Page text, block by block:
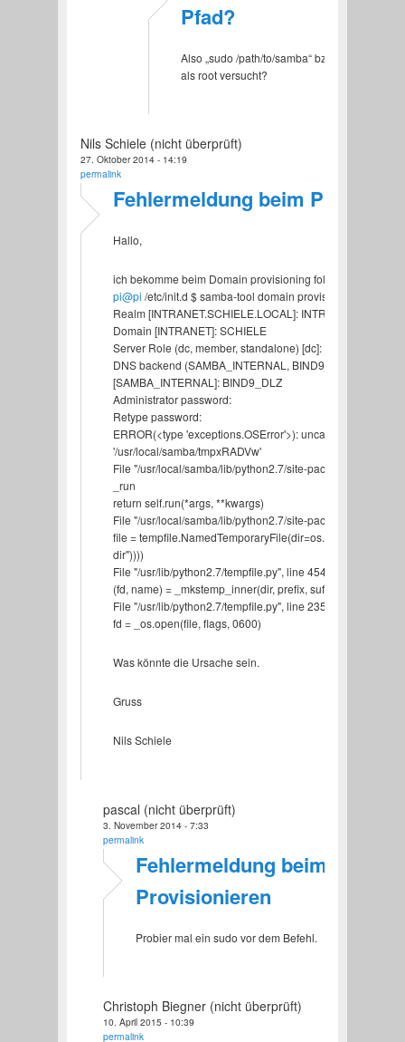
Pfad?
Also „sudo /path/to/samba“ bzw. mal
als root versucht?
Nils Schiele (nicht überprüft)
27. Oktober 2014 - 14:19
permalink
Fehlermeldung beim
Hallo,
ich bekomme beim Domain provisioning folgende
pi@pi /etc/init.d $ samba-tool domain provision
Realm [INTRANET.SCHIELE.LOCAL]:
Domain [INTRANET]: SCHIELE
Server Role (dc, member, standalone) [dc]: dc
DNS backend (SAMBA_INTERNAL, BIND9_FLATFILE,
[SAMBA_INTERNAL]: BIND9_DLZ
Administrator password:
Retype password:
ERROR(<type 'exceptions.OSError'>): uncaught exception
'/usr/local/samba/tmpxRADVw'
File "/usr/local/samba/lib/python2.7/site-packages/samba/
_run
return self.run(*args, **kwargs)
File "/usr/local/samba/lib/python2.7/site-packages/samba/
file =
dir"))))
File "/usr/lib/python2.7/tempfile.py", line 454, in
(fd, name) = _mkstemp_inner(dir, prefix, suffix, flags)
File "/usr/lib/python2.7/tempfile.py", line 235, in
fd = _os.open(file, flags, 0600)
Was könnte die Ursache sein.
Gruss
Nils Schiele
pascal (nicht überprüft)
3. November 2014 - 7:33
permalink
Fehlermeldung beim
Provisionieren
Probier mal ein sudo vor dem Befehl.
Christoph Biegner (nicht überprüft)
10. April 2015 - 10:39
permalink